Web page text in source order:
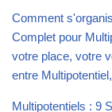
Comment
Complet pour
votre place, votre
entre
Multipotentiels : 9